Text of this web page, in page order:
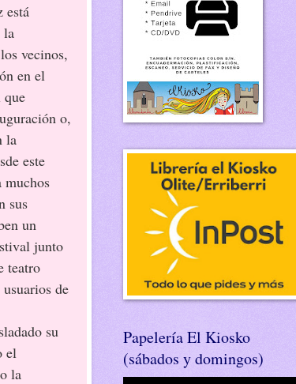
la
vecinos,
en el
que
o,
la
este
muchos
sus
un
junto
teatro
de
su
el
la
Papelería El Kiosko
(sábados y domingos)